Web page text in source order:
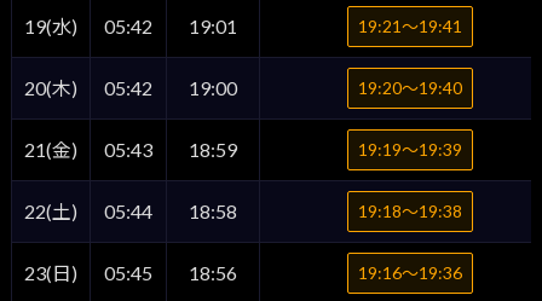
19(水) 05:42 19:01 19:21〜19:41
20(木) 05:42 19:00 19:20〜19:40
21(金) 05:43 18:59 19:19〜19:39
22(土) 05:44 18:58 19:18〜19:38
23(日) 05:45 18:56 19:16〜19:36